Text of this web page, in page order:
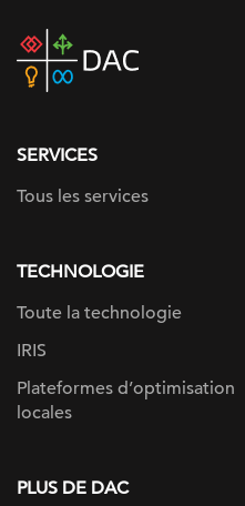
home
SERVICES
Tous les services
TECHNOLOGIE
Toute la technologie
IRIS
Plateformes d’optimisation
locales
PLUS DE DAC